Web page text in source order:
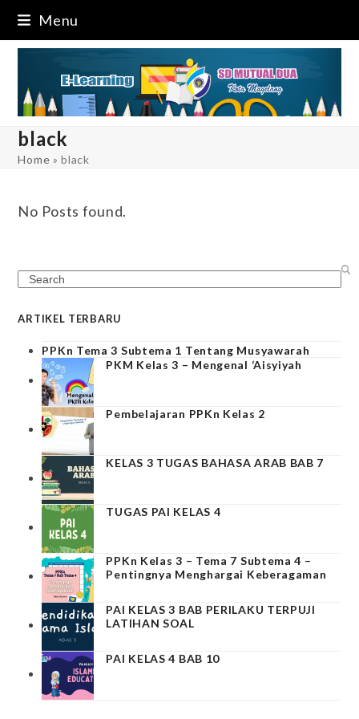
content
Menu
black
Home »black
No Posts found.
Search
ARTIKEL TERBARU
PPKn Tema 3 Subtema 1 Tentang Musyawarah
PKM Kelas 3 – Mengenal ‘Aisyiyah
Pembelajaran PPKn Kelas 2
KELAS 3 TUGAS BAHASA ARAB BAB 7
TUGAS PAI KELAS 4
PPKn Kelas 3 – Tema 7 Subtema 4 –
Pentingnya Menghargai Keberagaman
PAI KELAS 3 BAB PERILAKU TERPUJI
LATIHAN SOAL
PAI KELAS 4 BAB 10